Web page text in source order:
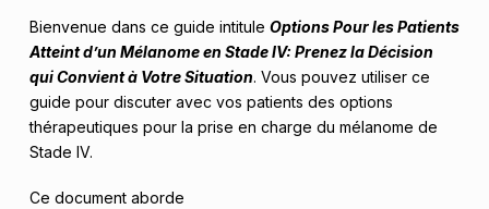
Bienvenue dans ce guide intitule Options Pour les Patients
Atteint d’un Mélanome en Stade IV: Prenez la Décision
qui Convient à Votre Situation. Vous pouvez utiliser ce
guide pour discuter avec vos patients des options
thérapeutiques pour la prise en charge du mélanome de
Stade IV.
Ce document aborde